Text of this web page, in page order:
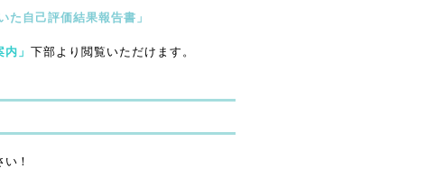
た自己評価結果報告書」
内」 下部より閲覧いただけます。
！